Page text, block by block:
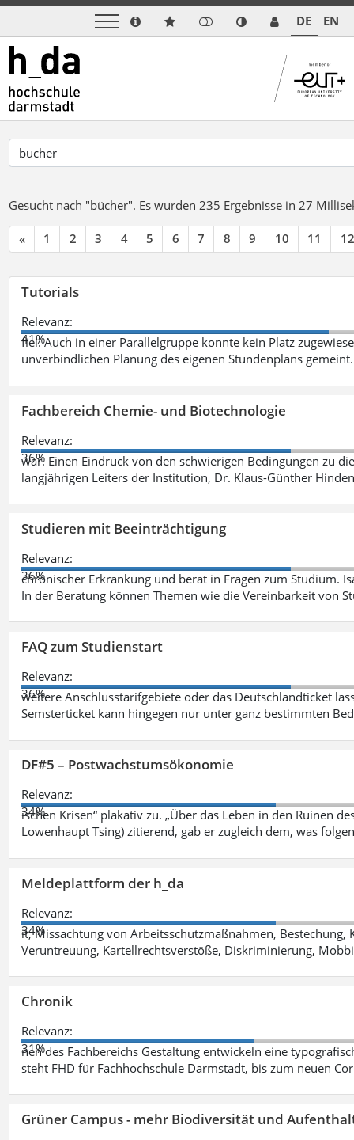
DE EN
Gesucht nach "bücher". Es wurden 235 Ergebnisse in 27
« 1 2 3 4 5 6 7 8 9 10 11 12
Tutorials
Relevanz:
41%
fiel. Auch in einer Parallelgruppe konnte kein Platz
unverbindlichen Planung des eigenen Stundenplans
Fachbereich Chemie- und Biotechnologie
Relevanz:
36%
war. Einen Eindruck von den schwierigen Bedingungen zu
langjährigen Leiters der Institution, Dr. Klaus-Günther
Studieren mit Beeinträchtigung
Relevanz:
36%
chronischer Erkrankung und berät in Fragen zum Studium.
In der Beratung können Themen wie die Vereinbarkeit von
FAQ zum Studienstart
Relevanz:
36%
weitere Anschlusstarifgebiete oder das Deutschlandticket
Semsterticket kann hingegen nur unter ganz bestimmten
DF#5 – Postwachstumsökonomie
Relevanz:
34%
ischen Krisen“ plakativ zu. „Über das Leben in den Ruinen
Lowenhaupt Tsing) zitierend, gab er zugleich dem, was
Meldeplattform der h_da
Relevanz:
34%
it, Missachtung von Arbeitsschutzmaßnahmen,
Veruntreuung, Kartellrechtsverstöße, Diskriminierung,
Chronik
Relevanz:
31%
nen des Fachbereichs Gestaltung entwickeln eine
steht FHD für Fachhochschule Darmstadt, bis zum neuen
Grüner Campus - mehr Biodiversität und